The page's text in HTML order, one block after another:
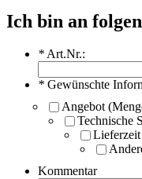
Ich bin an
*Art.Nr.:
* Gewünschte
Angebot
Technische
Lieferzeit
Kommentar